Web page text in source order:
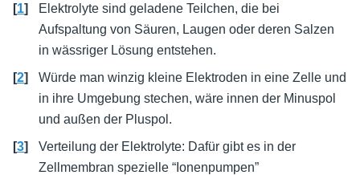
[1]
Elektrolyte sind geladene Teilchen, die bei
Aufspaltung von Säuren, Laugen oder deren Salzen
in wässriger Lösung entstehen.
[2]
Würde man winzig kleine Elektroden in eine Zelle und
in ihre Umgebung stechen, wäre innen der Minuspol
und außen der Pluspol.
[3]
Verteilung der Elektrolyte: Dafür gibt es in der
Zellmembran spezielle “Ionenpumpen”